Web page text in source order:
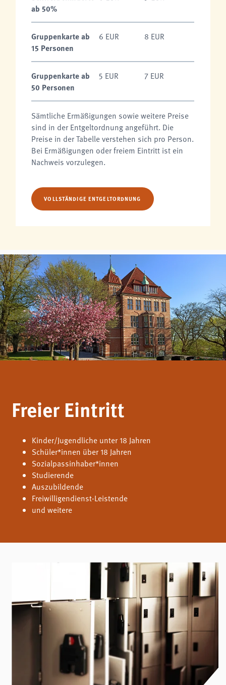
ab 50%
Gruppenkarte ab
15 Personen
6 EUR 8 EUR
Gruppenkarte ab
50 Personen
5 EUR 7 EUR
Sämtliche Ermäßigungen sowie weitere Preise
sind in der Entgeltordnung angeführt. Die
Preise in der Tabelle verstehen sich pro Person.
Bei Ermäßigungen oder freiem Eintritt ist ein
Nachweis vorzulegen.
VOLLSTÄNDIGE ENTGELTORDNUNG
Freier Eintritt
Kinder/Jugendliche unter 18 Jahren
Schüler*innen über 18 Jahren
Sozialpassinhaber*innen
Studierende
Auszubildende
Freiwilligendienst-Leistende
und weitere